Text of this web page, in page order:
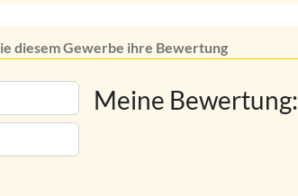
diesem Gewerbe ihre Bewertung
Meine Bewertung: